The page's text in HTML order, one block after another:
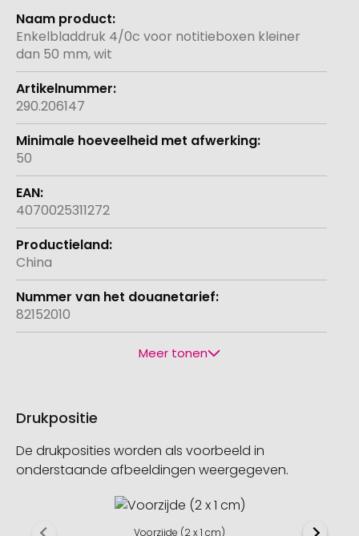
Meer
informatie
Enkelbladdruk 4/0c voor notitieboxen kleiner
dan 50 mm, wit
290.206147
50
4070025311272
China
82152010
Meer tonen
Drukpositie
De drukposities worden als voorbeeld in
onderstaande afbeeldingen weergegeven.
Voorzijde (2 x 1 cm)